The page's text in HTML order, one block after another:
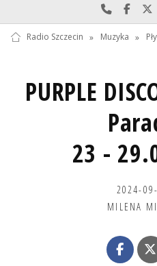
Radio Szczecin » Muzyka »
PURPLE
23 -
2024-
MILENA